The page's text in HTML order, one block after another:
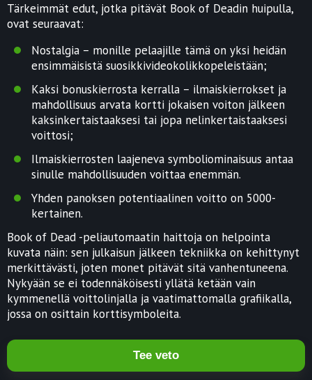
Tärkeimmät edut, jotka pitävät Book of Deadin huipulla,
ovat seuraavat:
Nostalgia – monille pelaajille tämä on yksi heidän
ensimmäisistä suosikkivideokolikkopeleistään;
Kaksi bonuskierrosta kerralla – ilmaiskierrokset ja
mahdollisuus arvata kortti jokaisen voiton jälkeen
kaksinkertaistaaksesi tai jopa nelinkertaistaaksesi
voittosi;
Ilmaiskierrosten laajeneva symboliominaisuus antaa
sinulle mahdollisuuden voittaa enemmän.
Yhden panoksen potentiaalinen voitto on 5000-
kertainen.
Book of Dead -peliautomaatin haittoja on helpointa
kuvata näin: sen julkaisun jälkeen tekniikka on kehittynyt
merkittävästi, joten monet pitävät sitä vanhentuneena.
Nykyään se ei todennäköisesti yllätä ketään vain
kymmenellä voittolinjalla ja vaatimattomalla grafiikalla,
jossa on osittain korttisymboleita.
Tee veto